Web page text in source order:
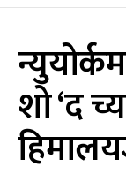
शो ‘द